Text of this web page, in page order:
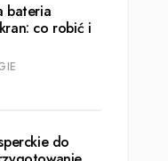
bateria
co robić i
do